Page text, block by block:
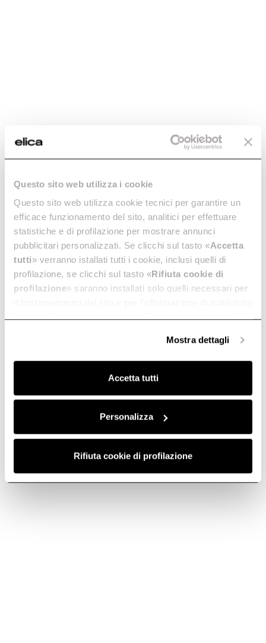
Questo sito web utilizza i cookie
Questo sito web utilizza cookie tecnici per garantire un
efficace funzionamento del sito, analitici per effettuare
statistiche e di profilazione per mostrare annunci
pubblicitari personalizzati. Se clicchi sul tasto «Accetta
tutti» verranno istallati tutti i cookie, inclusi quelli di
profilazione, se clicchi sul tasto «Rifiuta cookie di
profilazione» saranno installati solo quelli necessari per
anonime, mentre se clicchi su «Personalizza», potrai
Clicca quiper visualizzare la cookie policy.
Mostra dettagli
Accetta tutti
Personalizza
Rifiuta cookie di profilazione